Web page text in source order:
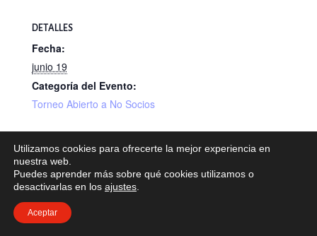
DETALLES
Fecha:
junio 19
Categoría del Evento:
Torneo Abierto a No Socios
VIII Torneo Día Internacional de la
Mujer Golfista
Contrataciones
Utilizamos cookies para ofrecerte la mejor experiencia en
nuestra web.
Puedes aprender más sobre qué cookies utilizamos o
desactivarlas en los ajustes
Aceptar